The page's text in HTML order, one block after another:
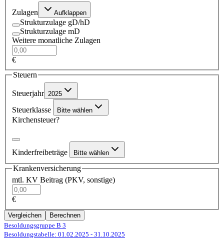
Zulagen Aufklappen
Strukturzulage gD/hD
Strukturzulage mD
Weitere monatliche Zulagen
€
Steuern
Steuerjahr 2025
Steuerklasse Bitte wählen
Kirchensteuer?
Kinderfreibeträge Bitte wählen
Krankenversicherung
mtl. KV Beitrag (PKV, sonstige)
€
Vergleichen
Berechnen
Besoldungsgruppe B 3
Besoldungstabelle: 01.02.2025 - 31.10.2025